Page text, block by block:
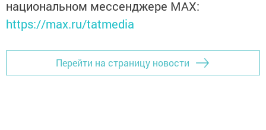
национальном мессенджере MАХ:
https://max.ru/tatmedia
Перейти на страницу новости